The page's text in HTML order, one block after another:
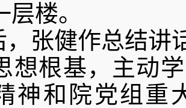
楼。
，张健作总结讲
想根基，主动
神和院党组重